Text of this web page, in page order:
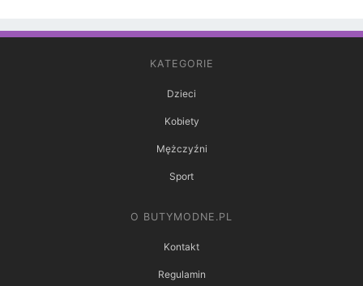
KATEGORIE
Dzieci
Kobiety
Mężczyźni
Sport
O BUTYMODNE.PL
Kontakt
Regulamin